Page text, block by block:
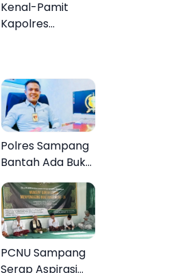
Kenal-Pamit
Kapolres
Cenderamata
untuk AKBP
Hendra
Polres Sampang
Bantah Ada Bukti
Kasus Rudapaksa
Anak 27
Tersangka
PCNU Sampang
Serap Aspirasi